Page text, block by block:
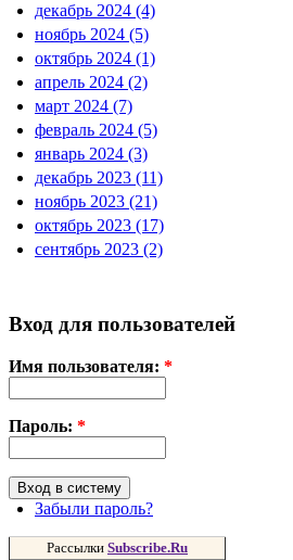
декабрь 2024 (4)
ноябрь 2024 (5)
октябрь 2024 (1)
апрель 2024 (2)
март 2024 (7)
февраль 2024 (5)
январь 2024 (3)
декабрь 2023 (11)
ноябрь 2023 (21)
октябрь 2023 (17)
сентябрь 2023 (2)
Вход для пользователей
Имя пользователя: *
Пароль: *
Забыли пароль?
Рассылки Subscribe.Ru